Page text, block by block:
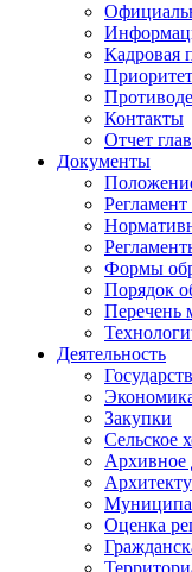
Кадровая
Контакты
Отчет
Документы
Формы
Порядок
Перечень
Деятельность
Закупки
Сельское
Архивное
Оценка